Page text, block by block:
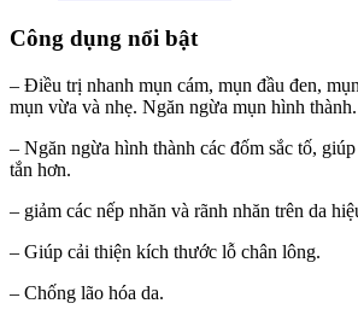
Công dụng nổi bật
– Điều trị nhanh mụn cám, mụn đầu đen,
mụn vừa và nhẹ. Ngăn ngừa mụn hình thành.
– Ngăn ngừa hình thành các đốm sắc tố,
tắn hơn.
– giảm các nếp nhăn và rãnh nhăn trên da
– Giúp cải thiện kích thước lỗ chân lông.
– Chống lão hóa da.